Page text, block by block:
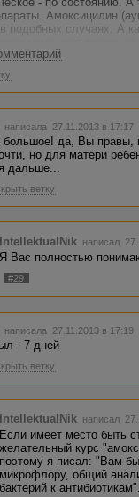
Амоксицилин
подобных случаях. А
посев из зева и
бактерий
Но говорить о
лично я не возьму на
но, врачу показаться
написала 27.11.2013 в 17:17
большое! да, Вы правы,
но для матери
дальше...
ветку
IntellektualNik написал
Я Вас полностью
#29
написала 27.11.2013 в 17:19
- 7 дней
ветку
IntellektualNik написал
Если имеет место быть
желательный курс
поэтому я писал: "Вам
микрофлору, общий
бактерий к